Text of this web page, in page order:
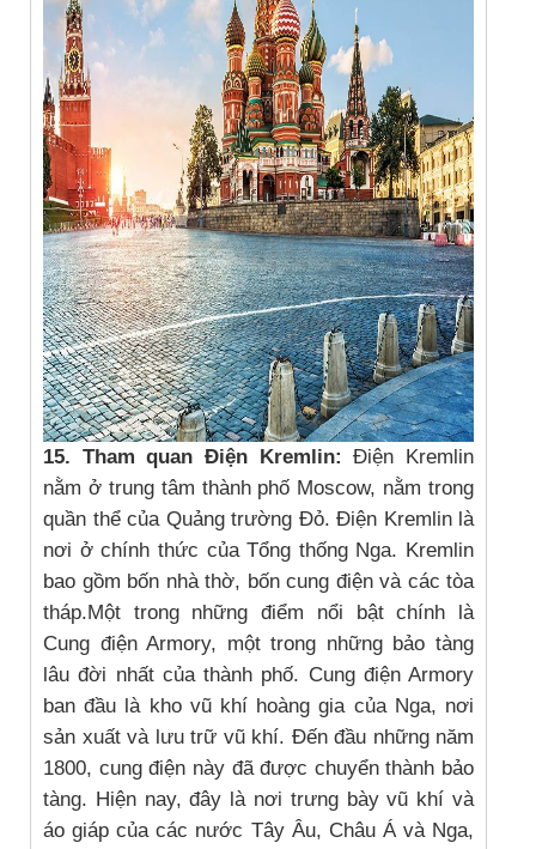
15. Tham quan Điện Kremlin: Điện Kremlin
nằm ở trung tâm thành phố Moscow, nằm trong
quần thể của Quảng trường Đỏ. Điện Kremlin là
nơi ở chính thức của Tổng thống Nga. Kremlin
bao gồm bốn nhà thờ, bốn cung điện và các tòa
tháp.Một trong những điểm nổi bật chính là
Cung điện Armory, một trong những bảo tàng
lâu đời nhất của thành phố. Cung điện Armory
ban đầu là kho vũ khí hoàng gia của Nga, nơi
sản xuất và lưu trữ vũ khí. Đến đầu những năm
1800, cung điện này đã được chuyển thành bảo
tàng. Hiện nay, đây là nơi trưng bày vũ khí và
áo giáp của các nước Tây Âu, Châu Á và Nga,